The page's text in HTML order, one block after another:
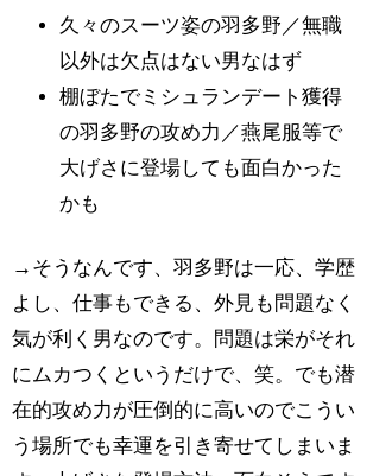
久々のスーツ姿の羽多野／無職
以外は欠点はない男なはず
棚ぼたでミシュランデート獲得
の羽多野の攻め力／燕尾服等で
大げさに登場しても面白かった
かも
→そうなんです、羽多野は一応、学歴
よし、仕事もできる、外見も問題なく
気が利く男なのです。問題は栄がそれ
にムカつくというだけで、笑。でも潜
在的攻め力が圧倒的に高いのでこうい
う場所でも幸運を引き寄せてしまいま